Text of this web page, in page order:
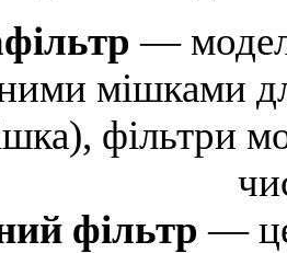
—
мішками
фільтри
фільтр —